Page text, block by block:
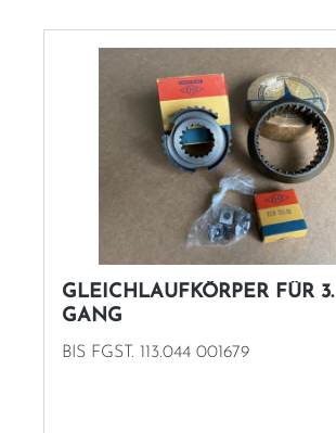
GLEICHLAUFKÖRPER FÜR
GANG
BIS FGST. 113.044 001679